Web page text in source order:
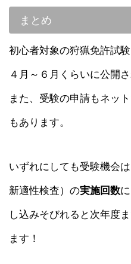
まとめ
初心者対象の狩猟免許試
４月～６月くらいに公開さ
また、受験の申請もネッ
もあります。
いずれにしても受験機会
新適性検査）の実施回数
し込みそびれると次年度
ます！